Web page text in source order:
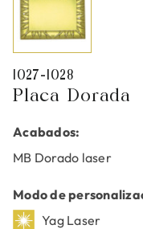
1027-1028
Placa Dorada
Acabados:
MB Dorado laser
Modo de
Yag Laser